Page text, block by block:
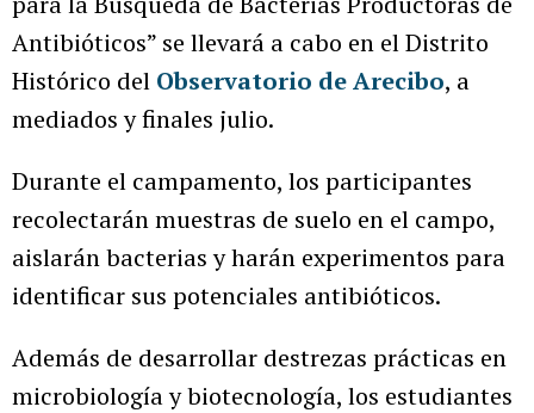
Antibióticos” se llevará a cabo en el Distrito
Histórico del Observatorio de Arecibo, a
mediados y finales julio.
Durante el campamento, los participantes
recolectarán muestras de suelo en el campo,
aislarán bacterias y harán experimentos para
identificar sus potenciales antibióticos.
Además de desarrollar destrezas prácticas en
microbiología y biotecnología, los estudiantes